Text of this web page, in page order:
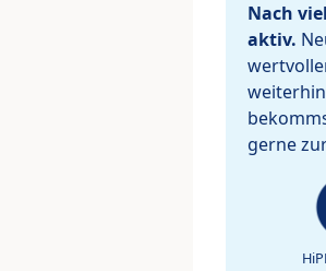
Nach
aktiv.
gerne